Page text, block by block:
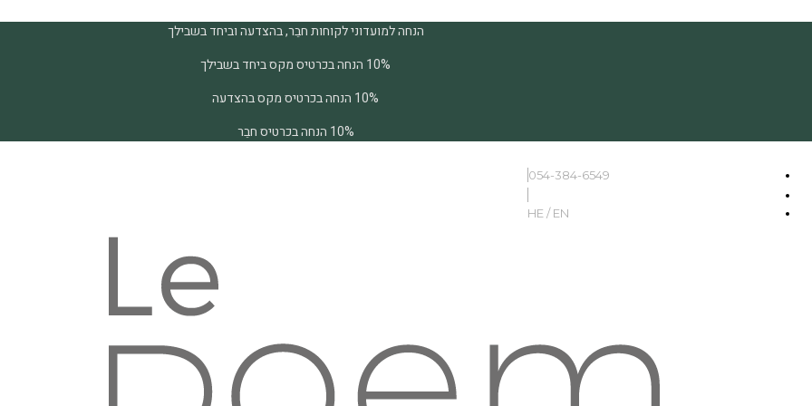
הנחה למועדוני לקוחות חבֵר, בהצדעה וביחד בשבילך
10% הנחה בכרטיס מקס ביחד בשבילך
10% הנחה בכרטיס מקס בהצדעה
10% הנחה בכרטיס חבֵר
054-384-6549
HE / EN